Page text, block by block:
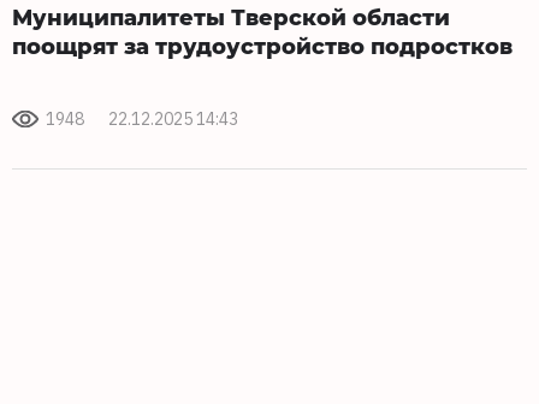
Муниципалитеты Тверской области
поощрят за трудоустройство подростков
1948 22.12.2025 14:43